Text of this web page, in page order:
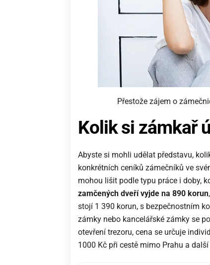
Přestože zájem o
Kolik si zámkař
Abyste si mohli udělat představu,
konkrétních ceníků zámečníků ve
mohou lišit podle typu práce i doby,
zamčených dveří vyjde na 890 korun
stojí 1 390 korun, s bezpečnostním
zámky nebo kancelářské zámky se
otevření trezoru, cena se určuje
1000 Kč při cestě mimo Prahu a